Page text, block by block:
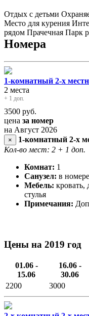
Отдых с детьми
Место для курения
рядом Прачечная Парк
Номера
1-комнатный 2-х
2 места
+ 1 доп.
3500 руб.
цена за номер
на Август 2026
×
1-комнатный 2-х
Кол-во мест: 2 + 1 доп.
Комнат: 1
Санузел: в номере
Мебель: кровать,
стулья
Примечания:
Цены на 2019 год
01.06 -
15.06
16.06 -
30.06
2200
3000